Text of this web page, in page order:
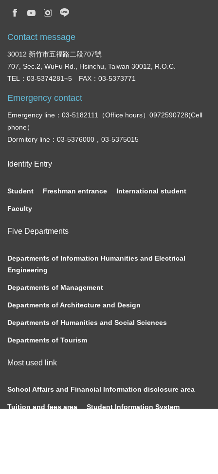
Contact message
30012 新竹市五福路二段707號
707, Sec.2, WuFu Rd., Hsinchu, Taiwan 30012, R.O.C.
TEL：03-5374281~5 FAX：03-5373771
Emergency contact
Emergency line：03-5182111（Office hours）0972590728(Cell
phone）
Dormitory line：03-5376000，03-5375015
Identity Entry
Student Freshman entrance International student
Faculty
Five Departments
Departments of Information Humanities and Electrical
Engineering
Departments of Management
Departments of Architecture and Design
Departments of Humanities and Social Sciences
Departments of Tourism
Most used link
School Affairs and Financial Information disclosure area
Tuition and fees area Student Information System